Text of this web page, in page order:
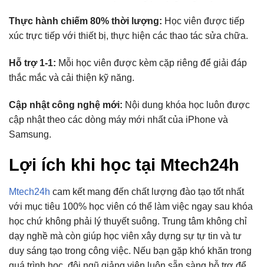
Thực hành chiếm 80% thời lượng: Học viên được tiếp
xúc trực tiếp với thiết bị, thực hiện các thao tác sửa chữa.
Hỗ trợ 1-1: Mỗi học viên được kèm cặp riêng để giải đáp
thắc mắc và cải thiện kỹ năng.
Cập nhật công nghệ mới: Nội dung khóa học luôn được
cập nhật theo các dòng máy mới nhất của iPhone và
Samsung.
Lợi ích khi học tại Mtech24h
Mtech24h cam kết mang đến chất lượng đào tạo tốt nhất
với mục tiêu 100% học viên có thể làm việc ngay sau khóa
học chứ không phải lý thuyết suông. Trung tâm không chỉ
dạy nghề mà còn giúp học viên xây dựng sự tự tin và tư
duy sáng tạo trong công việc. Nếu bạn gặp khó khăn trong